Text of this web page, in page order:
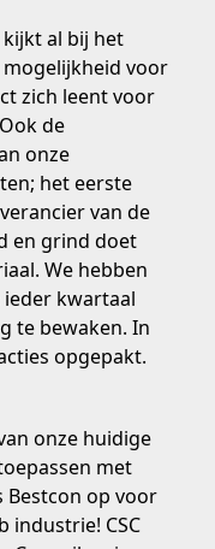
al bij het
voor
zich leent voor
de
onze
het eerste
van de
en grind doet
We hebben
kwartaal
te bewaken. In
opgepakt.
onze huidige
met
Bestcon op voor
industrie! CSC